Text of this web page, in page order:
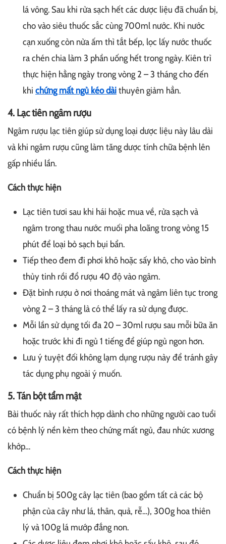
lá vông. Sau khi rửa sạch hết các dược liệu đã chuẩn bị,
cho vào siêu thuốc sắc cùng 700ml nước. Khi nước
cạn xuống còn nửa ấm thì tắt bếp, lọc lấy nước thuốc
ra chén chia làm 3 phần uống hết trong ngày. Kiên trì
thực hiện hằng ngày trong vòng 2 – 3 tháng cho đến
khi chứng mất ngủ kéo dàithuyên giảm hẳn.
4. Lạc tiên ngâm rượu
Ngâm rượu lạc tiên giúp sử dụng loại dược liệu này lâu dài
và khi ngâm rượu cũng làm tăng dược tính chữa bệnh lên
gấp nhiều lần.
Cách thực hiện
Lạc tiên tươi sau khi hái hoặc mua về, rửa sạch và
ngâm trong thau nước muối pha loãng trong vòng 15
phút để loại bỏ sạch bụi bẩn.
Tiếp theo đem đi phơi khô hoặc sấy khô, cho vào bình
thủy tinh rồi đổ rượu 40 độ vào ngâm.
Đặt bình rượu ở nơi thoáng mát và ngâm liên tục trong
vòng 2 – 3 tháng là có thể lấy ra sử dụng được.
Mỗi lần sử dụng tối đa 20 – 30ml rượu sau mỗi bữa ăn
hoặc trước khi đi ngủ 1 tiếng để giúp ngủ ngon hơn.
Lưu ý tuyệt đối không lạm dụng rượu này để tránh gây
tác dụng phụ ngoài ý muốn.
5. Tán bột tẩm mật
Bài thuốc này rất thích hợp dành cho những người cao tuổi
có bệnh lý nền kèm theo chứng mất ngủ, đau nhức xương
khớp…
Cách thực hiện
Chuẩn bị 500g cây lạc tiên (bao gồm tất cả các bộ
phận của cây như lá, thân, quả, rễ…), 300g hoa thiên
lý và 100g lá mướp đắng non.